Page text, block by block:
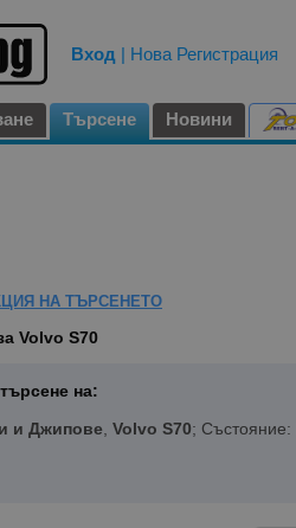
Вход | Нова Регистрация
Търсене Новини
НА ТЪРСЕНЕТО
Volvo S70
на:
и Джипове, Volvo S70; Състояние: